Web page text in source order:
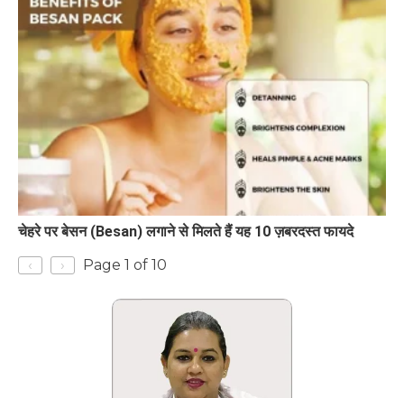
चेहरे पर बेसन (Besan) लगाने से मिलते हैं यह 10 ज़बरदस्त फायदे
‹
› Page 1 of 10